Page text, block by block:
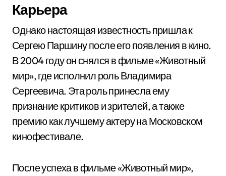
Карьера
Однако настоящая известность пришла к
Сергею Паршину после его появления в кино.
В 2004 году он снялся в фильме «Животный
мир», где исполнил роль Владимира
Сергеевича. Эта роль принесла ему
признание критиков и зрителей, а также
премию как лучшему актеру на Московском
кинофестивале.
После успеха в фильме «Животный мир»,